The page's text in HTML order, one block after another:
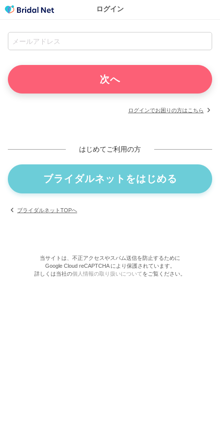
ログイン
ログインでお困りの方はこちら
はじめてご利用の方
ブライダルネットをはじめる
ブライダルネットTOPへ
当サイトは、不正アクセスやスパム送信を防止するために
Google Cloud reCAPTCHA により保護されています。
詳しくは当社の個人情報の取り扱いについてをご覧ください。